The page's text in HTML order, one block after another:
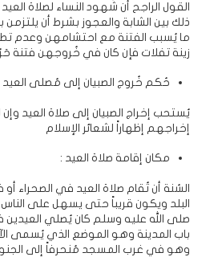
القول الراجح أن شُهود النساء لصلاة
ذلك بين الشابة والعجوز بشرط أن
ما يُسبب الفتنة مع احتشامهن وعدم
زينة تفلات فإن كان في خُروجهن فتنة
حُكم خُروج الصبيان إلى مُصلى العيد
يُستحب إخراج الصبيان إلى صلاة العيد
إخراجهم إظهاراً لشعائر الإسلام
مكان إقامة صلاة العيد :
السُنة أن تُقام صلاة العيد في الصحراء
البلد ويكون قريباً حتى يسهل على الناس
صلى الله عليه وسلم كان يُصلي
باب المدينة وهو الموضع الذي يُسمى
وهو في غرب المسجد مُنحرفاً إلى